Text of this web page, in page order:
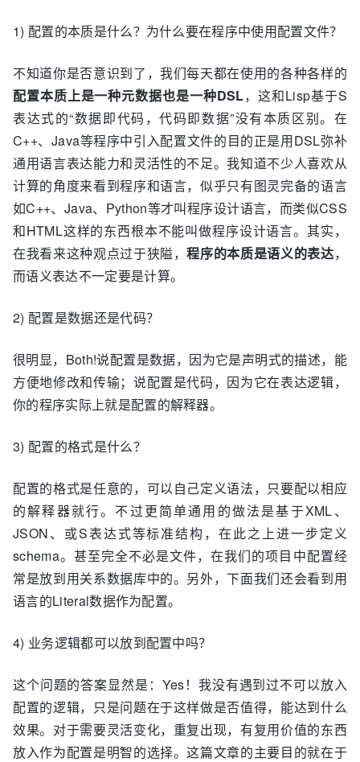
1) 配置的本质是什么？为什么要在程序中使用配置文件？
不知道你是否意识到了，我们每天都在使用的各种各样的
配置本质上是一种元数据也是一种DSL，这和Lisp基于S
表达式的“数据即代码，代码即数据”没有本质区别。在
C++、Java等程序中引入配置文件的目的正是用DSL弥补
通用语言表达能力和灵活性的不足。我知道不少人喜欢从
计算的角度来看到程序和语言，似乎只有图灵完备的语言
如C++、Java、Python等才叫程序设计语言，而类似CSS
和HTML这样的东西根本不能叫做程序设计语言。其实，
在我看来这种观点过于狭隘，程序的本质是语义的表达，
而语义表达不一定要是计算。
2) 配置是数据还是代码？
很明显，Both!说配置是数据，因为它是声明式的描述，能
方便地修改和传输；说配置是代码，因为它在表达逻辑，
你的程序实际上就是配置的解释器。
3) 配置的格式是什么？
配置的格式是任意的，可以自己定义语法，只要配以相应
的解释器就行。不过更简单通用的做法是基于XML、
JSON、或S表达式等标准结构，在此之上进一步定义
schema。甚至完全不必是文件，在我们的项目中配置经
常是放到用关系数据库中的。另外，下面我们还会看到用
语言的Literal数据作为配置。
4) 业务逻辑都可以放到配置中吗？
这个问题的答案显然是：Yes！我没有遇到过不可以放入
配置的逻辑，只是问题在于这样做是否值得，能达到什么
效果。对于需要灵活变化，重复出现，有复用价值的东西
放入作为配置是明智的选择。这篇文章的主要目的就在于